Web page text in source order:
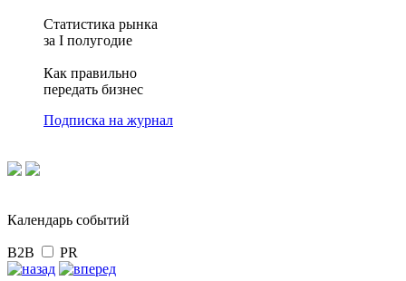
Статистика рынка
за I полугодие
Как правильно
передать бизнес
Подписка на журнал
Календарь событий
B2B PR